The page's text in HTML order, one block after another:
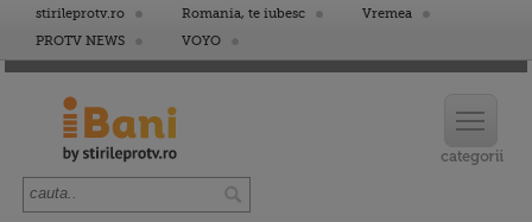
stirileprotv.ro Romania, te iubesc
Vremea
PROTV NEWS
VOYO